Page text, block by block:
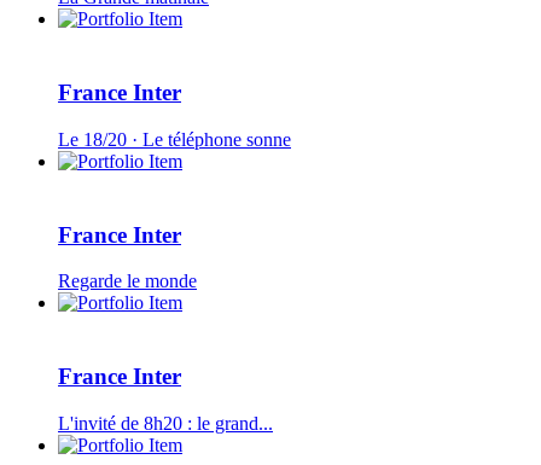
France Inter
Le 18/20 · Le téléphone sonne
France Inter
Regarde le monde
France Inter
L'invité de 8h20 : le grand...